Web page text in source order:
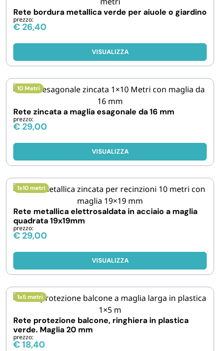
Rete bordura metallica verde per aiuole o giardino
prezzo:
€ 26,40
VISUALIZZA
10 Metri
Rete zincata a maglia esagonale da 16 mm
prezzo:
€ 29,00
VISUALIZZA
1x10 metri
Rete metallica elettrosaldata in acciaio a maglia
quadrata 19x19mm
prezzo:
€ 29,00
VISUALIZZA
1x5 metri
Rete protezione balcone, ringhiera in plastica
verde. Maglia 20 mm
prezzo:
€18,40